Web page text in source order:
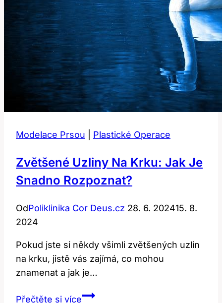
Modelace Prsou Plastické Operace
Zvětšené Uzliny Na Krku: Jak Je
Snadno Rozpoznat?
OdPoliklinika Cor Deus.cz 28. 6. 202415. 8.
2024
Pokud jste ​si někdy všimli zvětšených uzlin
na krku, jistě vás ‍zajímá, co mohou
znamenat‍ a⁤ jak ​je…
Přečtěte si víceZvětšené